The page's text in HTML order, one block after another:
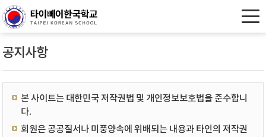
공지사항
본 사이트는 대한민국 저작권법 및 개인정보보호법을 준수합니
다.
회원은 공공질서나 미풍양속에 위배되는 내용과 타인의 저작권